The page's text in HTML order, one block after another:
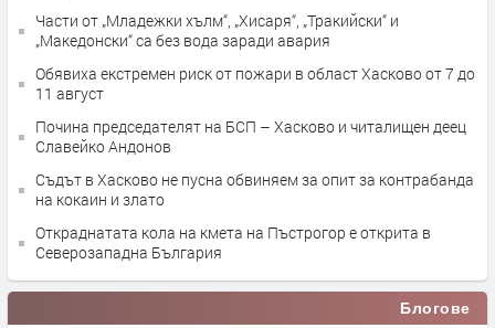
Части от „Младежки хълм“, „Хисаря“, „Тракийски“ и
„Македонски“ са без вода заради авария
Обявиха екстремен риск от пожари в област Хасково от 7 до
11 август
Почина председателят на БСП – Хасково и читалищен деец
Славейко Андонов
Съдът в Хасково не пусна обвиняем за опит за контрабанда
на кокаин и злато
Откраднатата кола на кмета на Пъстрогор е открита в
Северозападна България
Блогове